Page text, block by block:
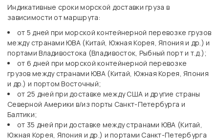
Индикативные сроки морской доставки груза в
зависимости от маршрута:
от 5 дней при морской контейнерной перевозке грузов
между странами ЮВА (Китай, Южная Корея, Япония и др.) и
портами Владивостока (Владивосток, Рыбный порт и т.д.);
от 6 дней при морской контейнерной перевозке
грузов между странами ЮВА (Китай, Южная Корея, Япония
и др.) и портом Восточный;
от 25 дней при доставке между США и другие страны
Северной Америки в/из порты Санкт-Петербурга и
Балтики;
от 35 дней при доставке между странами ЮВА (Китай,
Южная Корея, Япония и др.) и портами Санкт-Петербурга